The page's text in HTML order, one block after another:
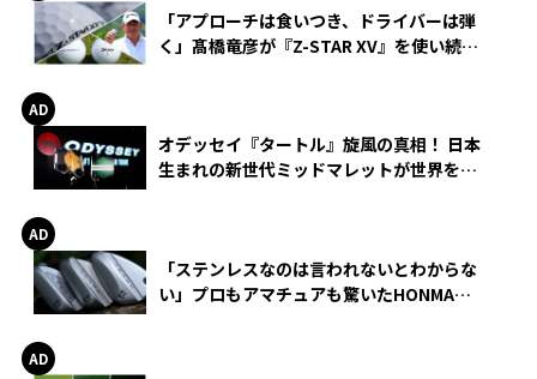
「アプローチは食いつき、ドライバーは弾
く」髙橋竜彦が『Z-STAR XV』を使い続け
オデッセイ『タートル』旋風の真相！ 日本
生まれの新世代ミッドマレットが世界を席
「ステンレスなのは言われないとわからな
い」プロもアマチュアも驚いたHONMA